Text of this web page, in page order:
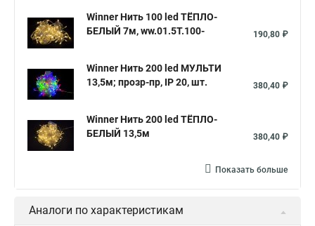
Winner Нить 100 led ТЁПЛО-
БЕЛЫЙ 7м, ww.01.5Т.100-
190,80 ₽
Winner Нить 200 led МУЛЬТИ
13,5м; прозр-пр, IP 20, шт.
380,40 ₽
Winner Нить 200 led ТЁПЛО-
БЕЛЫЙ 13,5м
380,40 ₽
Показать больше
Аналоги по характеристикам